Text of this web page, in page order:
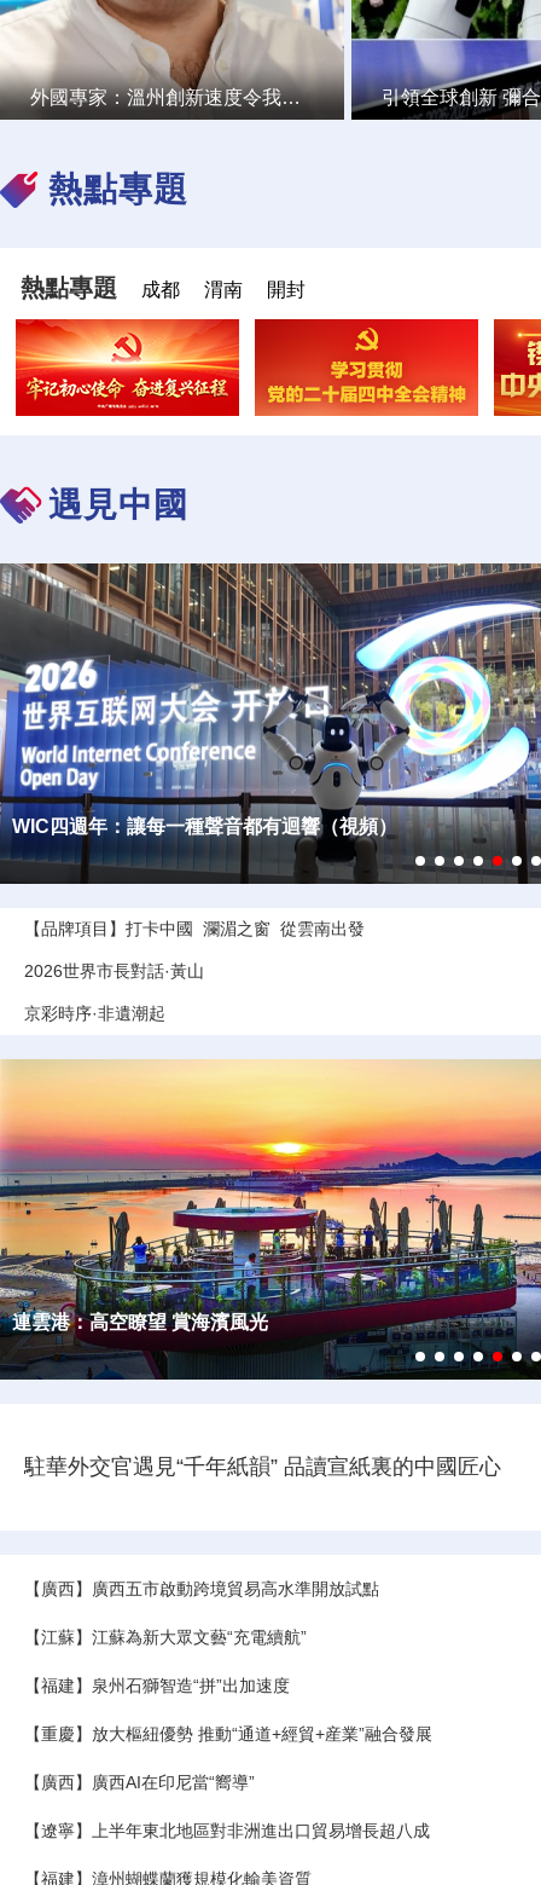
外國專家：溫州創新速度令我印象深刻 新技術在中國大有可為
熱點專題
熱點專題 成都 渭南 開封
遇見中國
法國博主打卡世界互聯網大會開放日 感嘆AI讓文化觸手可及
【品牌項目】 打卡中國 瀾湄之窗 從雲南出發
2026世界市長對話·黃山
京彩時序·非遺潮起
2026世界互聯網大會亞太峰會
“全球南方Z世代看北京”國際傳播活動
2025“打卡中國·潮涌東方”網絡國際傳播活動
“China Travel Story”中國遊記
從雲南出發
從“看展廳”到“談落地”：駐華外交官在皖拋出合作橄欖枝
駐華外交官遇見“千年紙韻” 品讀宣紙裏的中國匠心
【廣西】廣西五市啟動跨境貿易高水準開放試點
【江蘇】江蘇為新大眾文藝“充電續航”
【福建】泉州石獅智造“拼”出加速度
【重慶】放大樞紐優勢 推動“通道+經貿+産業”融合發展
【廣西】廣西AI在印尼當“嚮導”
【遼寧】上半年東北地區對非洲進出口貿易增長超八成
【福建】漳州蝴蝶蘭獲規模化輸美資質